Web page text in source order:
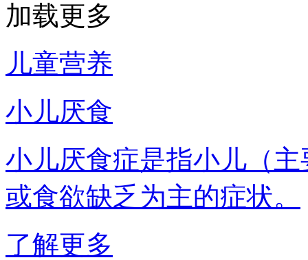
加载更多
儿童营养
小儿厌食
小儿厌食症是指小儿（
或食欲缺乏为主的症状。
了解更多